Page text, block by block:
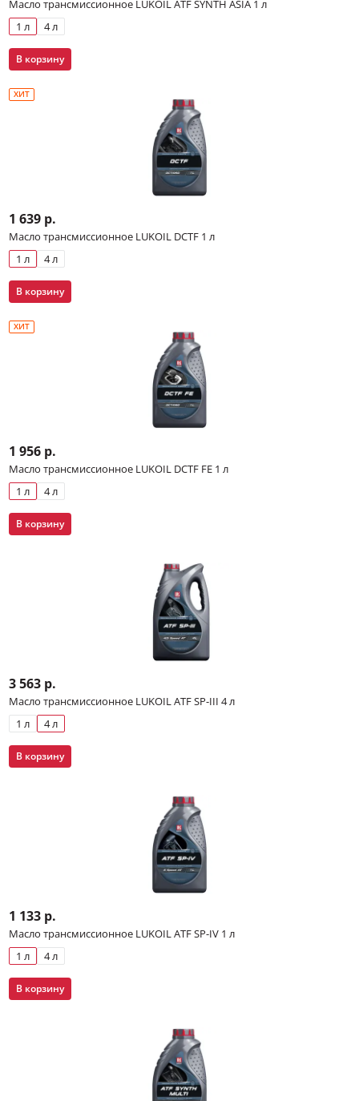
Масло трансмиссионное LUKOIL ATF SYNTH ASIA 1 л
1 л
4 л
В корзину
ХИТ
1 639 р.
Масло трансмиссионное LUKOIL DCTF 1 л
1 л
4 л
В корзину
ХИТ
1 956 р.
Масло трансмиссионное LUKOIL DCTF FE 1 л
1 л
4 л
В корзину
3 563 р.
Масло трансмиссионное LUKOIL ATF SP-III 4 л
1 л
4 л
В корзину
1 133 р.
Масло трансмиссионное LUKOIL ATF SP-IV 1 л
1 л
4 л
В корзину